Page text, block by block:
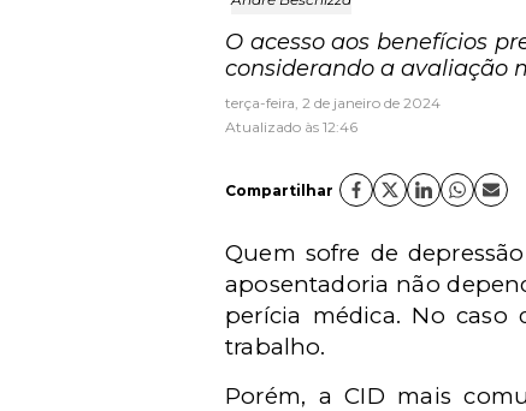
O acesso aos benefícios
considerando a avaliação
terça-feira, 2 de janeiro de 2024
Atualizado às 12:46
Compartilhar
Quem sofre de
aposentadoria não
perícia médica. No caso
trabalho.
Porém, a CID mais